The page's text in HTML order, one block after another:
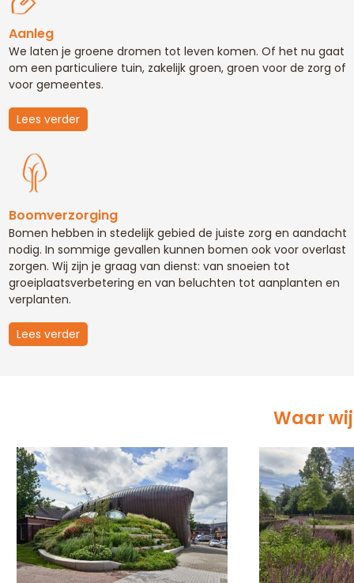
Aanleg
We laten je groene dromen tot leven komen. Of het nu gaat
om een particuliere tuin, zakelijk groen, groen voor de zorg of
voor gemeentes.
Lees verder
Boomverzorging
Bomen hebben in stedelijk gebied de juiste zorg en aandacht
nodig. In sommige gevallen kunnen bomen ook voor overlast
zorgen. Wij zijn je graag van dienst: van snoeien tot
groeiplaatsverbetering en van beluchten tot aanplanten en
verplanten.
Lees verder
Waar